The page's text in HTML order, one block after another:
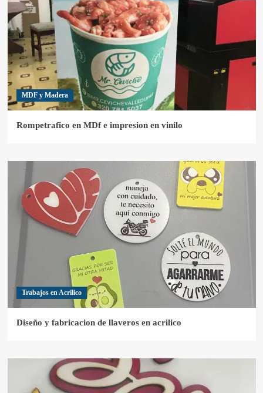
MDF y Madera
Rompetrafico en MDf e impresion en vinilo
Trabajos en Acrilico
Diseño y fabricacion de llaveros en acrilico